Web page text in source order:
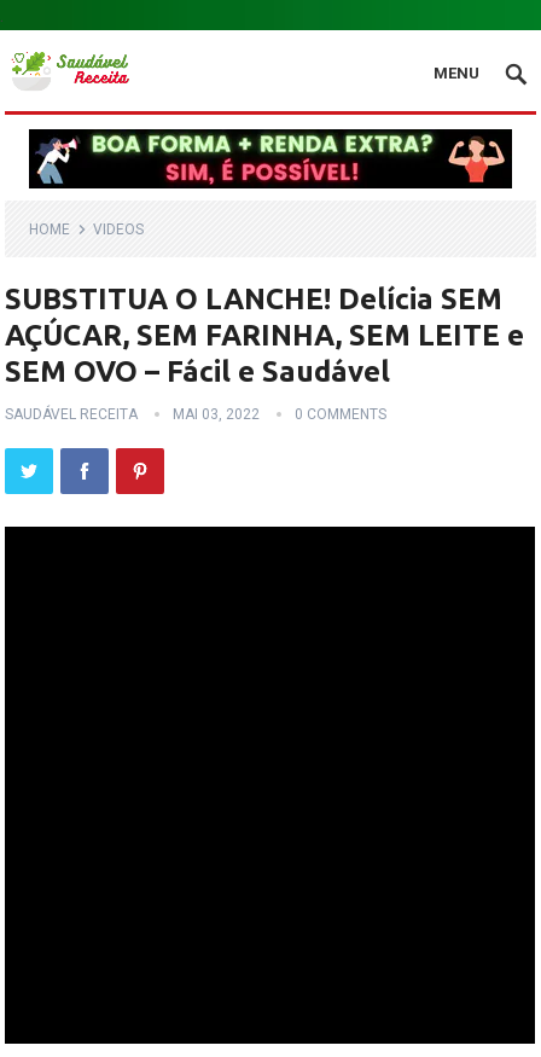
.
MENU
HOME VIDEOS
SUBSTITUA O LANCHE! Delícia SEM
AÇÚCAR, SEM FARINHA, SEM LEITE e
SEM OVO – Fácil e Saudável
SAUDÁVEL RECEITA MAI 03, 2022 0 COMMENTS